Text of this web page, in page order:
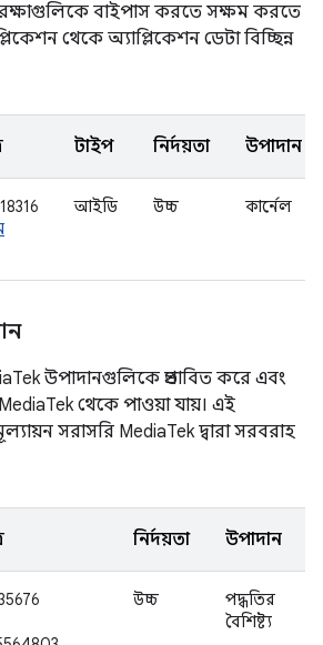
বাইপাস করতে সক্ষম করতে
থেকে অ্যাপ্লিকেশন ডেটা বিচ্ছিন্ন
টাইপ নির্দয়তা উপাদান
আইডি উচ্চ কার্নেল
উপাদানগুলিকে প্রভাবিত করে এবং
থেকে পাওয়া যায়। এই
সরাসরি MediaTek দ্বারা সরবরাহ
নির্দয়তা উপাদান
উচ্চ
পদ্ধতির
বৈশিষ্ট্য